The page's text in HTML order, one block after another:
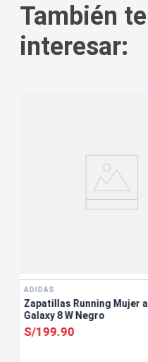
También
interesar:
ADIDAS
Zapatillas Running Mujer
Galaxy 8 W Negro
S/199.90